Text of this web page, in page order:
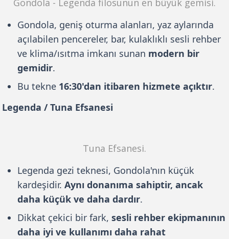
Gondola, geniş oturma alanları, yaz aylarında
açılabilen pencereler, bar, kulaklıklı sesli rehber
ve klima/ısıtma imkanı sunan modern bir
gemidir.
Bu tekne 16:30'dan itibaren hizmete açıktır.
Legenda / Tuna Efsanesi
Tuna Efsanesi.
Legenda gezi teknesi, Gondola'nın küçük
kardeşidir.Aynı donanıma sahiptir, ancak
daha küçük ve daha dardır.
Dikkat çekici bir fark,sesli rehber ekipmanının
daha iyi ve kullanımı daha rahat